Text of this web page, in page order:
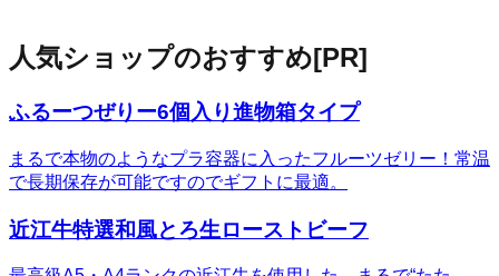
人気ショップのおすすめ[PR]
ふるーつぜりー6個入り進物箱タイプ
まるで本物のようなプラ容器に入ったフルーツゼリー！常温
で長期保存が可能ですのでギフトに最適。
近江牛特選和風とろ生ローストビーフ